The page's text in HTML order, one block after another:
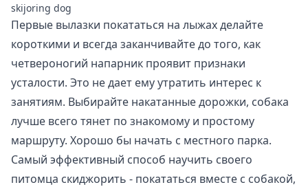
skijoring dog
Первые вылазки покататься на лыжах делайте
короткими и всегда заканчивайте до того, как
четвероногий напарник проявит признаки
усталости. Это не дает ему утратить интерес к
занятиям. Выбирайте накатанные дорожки, собака
лучше всего тянет по знакомому и простому
маршруту. Хорошо бы начать с местного парка.
Самый эффективный способ научить своего
питомца скиджорить - покататься вместе с собакой,